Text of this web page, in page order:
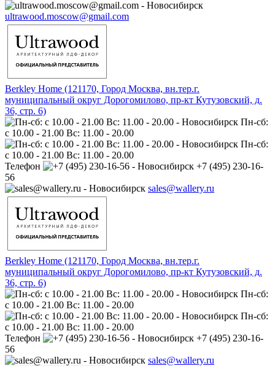
ultrawood.moscow@gmail.com
Berkley Home (121170, Город Москва, вн.тер.г.
муниципальный округ Дорогомилово, пр-кт Кутузовский, д.
36, стр. 6)
Пн-сб:
с 10.00 - 21.00 Вс: 11.00 - 20.00
Пн-сб:
с 10.00 - 21.00 Вс: 11.00 - 20.00
Телефон
+7 (495) 230-16-
56
sales@wallery.ru
Berkley Home (121170, Город Москва, вн.тер.г.
муниципальный округ Дорогомилово, пр-кт Кутузовский, д.
36, стр. 6)
Пн-сб:
с 10.00 - 21.00 Вс: 11.00 - 20.00
Пн-сб:
с 10.00 - 21.00 Вс: 11.00 - 20.00
Телефон
+7 (495) 230-16-
56
sales@wallery.ru